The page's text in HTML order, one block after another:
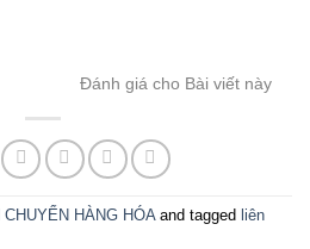
Đánh giá cho Bài viết này
CHUYỂN HÀNG HÓA and tagged liên